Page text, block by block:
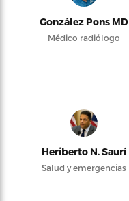
González Pons MD
Médico radiólogo
Heriberto N. Saurí
Salud y emergencias